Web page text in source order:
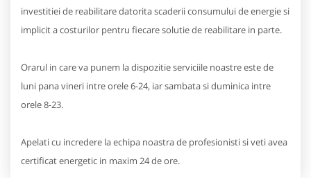
investitiei de reabilitare datorita scaderii consumului de energie si
implicit a costurilor pentru fiecare solutie de reabilitare in parte.
Orarul in care va punem la dispozitie serviciile noastre este de
luni pana vineri intre orele 6-24, iar sambata si duminica intre
orele 8-23.
Apelati cu incredere la echipa noastra de profesionisti si veti avea
certificat energetic in maxim 24 de ore.